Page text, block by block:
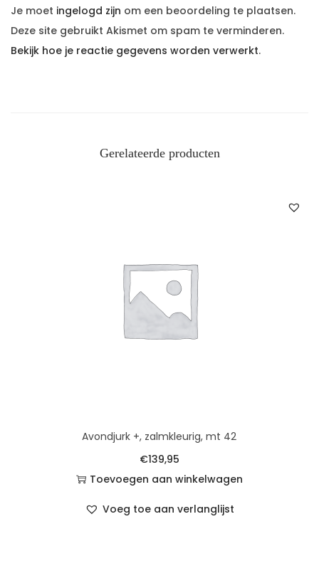
Je moet ingelogd zijn om een beoordeling te plaatsen.
Deze site gebruikt Akismet om spam te verminderen.
Bekijk hoe je reactie gegevens worden verwerkt.
Gerelateerde producten
Avondjurk +, zalmkleurig, mt 42
€139,95
Toevoegen aan winkelwagen
Voeg toe aan verlanglijst